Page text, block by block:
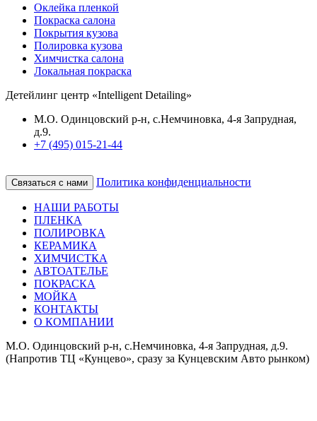
Оклейка пленкой
Покраска салона
Покрытия кузова
Полировка кузова
Химчистка салона
Локальная покраска
Детейлинг центр «Intelligent Detailing»
М.О. Одинцовский р-н, с.Немчиновка, 4-я Запрудная,
д.9.
+7 (495) 015-21-44
Связаться с нами Политика конфиденциальности
НАШИ РАБОТЫ
ПЛЕНКА
ПОЛИРОВКА
КЕРАМИКА
ХИМЧИСТКА
АВТОАТЕЛЬЕ
ПОКРАСКА
МОЙКА
КОНТАКТЫ
О КОМПАНИИ
М.О. Одинцовский р-н, с.Немчиновка, 4-я Запрудная, д.9.
(Напротив ТЦ «Кунцево», сразу за Кунцевским Авто рынком)